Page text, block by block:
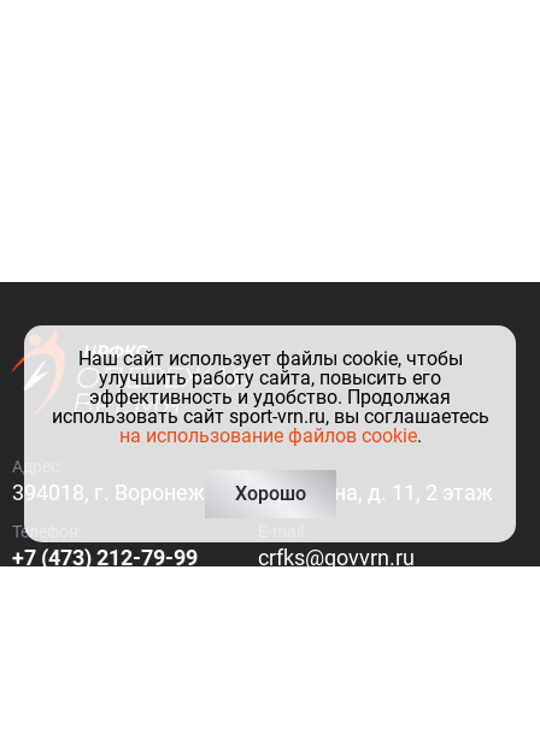
Адрес:
394018, г. Воронеж, ул. Куколкина, д. 11, 2 этаж
Телефон:
+7 (473) 212-79-99
crfks@govvrn.ru
Наш сайт использует файлы cookie, чтобы
улучшить работу сайта, повысить его
эффективность и удобство. Продолжая
использовать сайт sport-vrn.ru, вы соглашаетесь
на использование файлов cookie.
Хорошо